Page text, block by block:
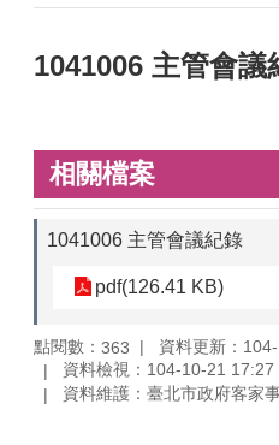
1041006 主管會議
相關檔案
1041006 主管會議紀錄
pdf(126.41 KB)
點閱數： 363
資料更新：
資料檢視：104-10-21 17:27
資料維護：臺北市政府客家